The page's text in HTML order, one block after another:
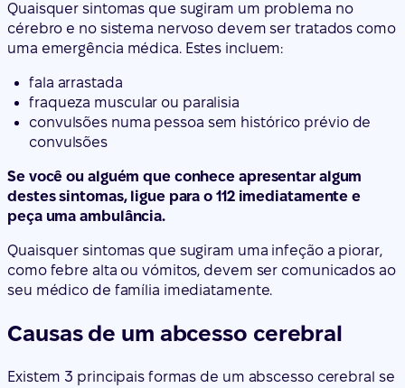
Quaisquer sintomas que sugiram um problema no
cérebro e no sistema nervoso devem ser tratados como
uma emergência médica. Estes incluem:
fala arrastada
fraqueza muscular ou paralisia
convulsões numa pessoa sem histórico prévio de
convulsões
Se você ou alguém que conhece apresentar algum
destes sintomas, ligue para o 112 imediatamente e
peça uma ambulância.
Quaisquer sintomas que sugiram uma infeção a piorar,
como febre alta ou vómitos, devem ser comunicados ao
seu médico de família imediatamente.
Causas de um abcesso cerebral
Existem 3 principais formas de um abscesso cerebral se